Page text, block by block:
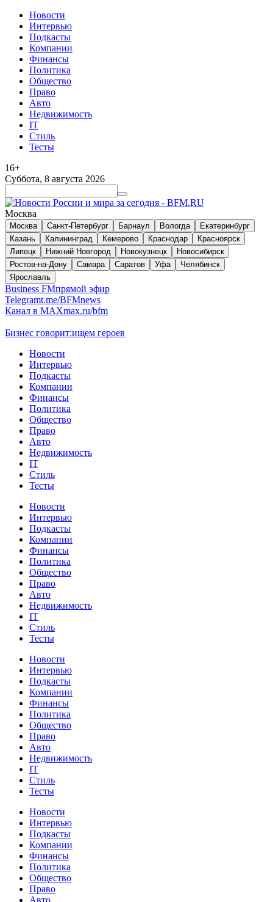
Новости
Интервью
Подкасты
Компании
Финансы
Политика
Общество
Право
Авто
Недвижимость
IT
Стиль
Тесты
16+
Суббота, 8 августа 2026
Москва
Москва Санкт-Петербург Барнаул Вологда
Екатеринбург
Казань
Калининград Кемерово Краснодар
Красноярск
Липецк
Нижний Новгород Новокузнецк
Новосибирск
Ростов-на-Дону
Самара Саратов Уфа
Челябинск
Ярославль
Business FMпрямой эфир
Telegramt.me/BFMnews
Канал в MAXmax.ru/bfm
Бизнес говорит:ищем героев
Новости
Интервью
Подкасты
Компании
Финансы
Политика
Общество
Право
Авто
Недвижимость
IT
Стиль
Тесты
Новости
Интервью
Подкасты
Компании
Финансы
Политика
Общество
Право
Авто
Недвижимость
IT
Стиль
Тесты
Новости
Интервью
Подкасты
Компании
Финансы
Политика
Общество
Право
Авто
Недвижимость
IT
Стиль
Тесты
Новости
Интервью
Подкасты
Компании
Финансы
Политика
Общество
Право
Авто